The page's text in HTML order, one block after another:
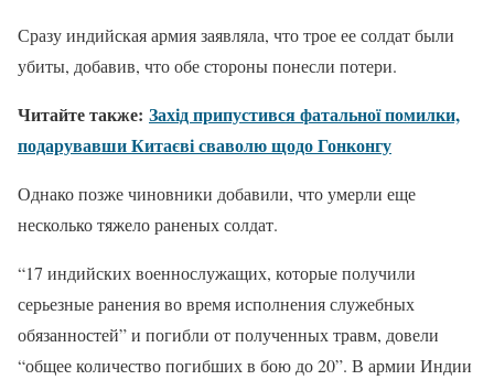
Сразу индийская армия заявляла, что трое ее солдат были
убиты, добавив, что обе стороны понесли потери.
Читайте также: Захід припустився фатальної помилки,
подарувавши Китаєві сваволю щодо Гонконгу
Однако позже чиновники добавили, что умерли еще
несколько тяжело раненых солдат.
“17 индийских военнослужащих, которые получили
серьезные ранения во время исполнения служебных
обязанностей” и погибли от полученных травм, довели
“общее количество погибших в бою до 20”. В армии Индии